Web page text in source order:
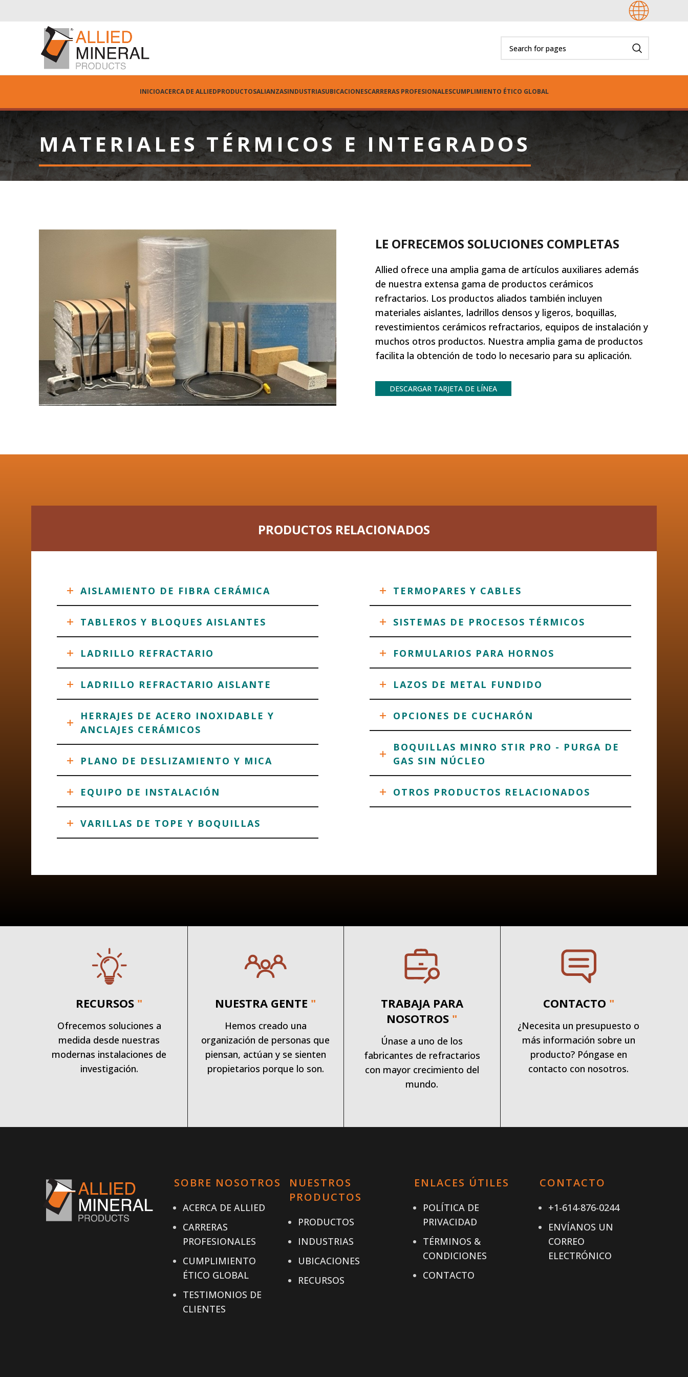
INICIOACERCA DE ALLIEDPRODUCTOSALIANZASINDUSTRIASUBICACIONESCARRERAS PROFESIONALESCUMPLIMIENTO ÉTICO GLOBAL
MATERIALES TÉRMICOS E INTEGRADOS
LE OFRECEMOS SOLUCIONES COMPLETAS
Allied ofrece una amplia gama de artículos auxiliares además
de nuestra extensa gama de productos cerámicos
refractarios. Los productos aliados también incluyen
materiales aislantes, ladrillos densos y ligeros, boquillas,
revestimientos cerámicos refractarios, equipos de instalación y
muchos otros productos. Nuestra amplia gama de productos
facilita la obtención de todo lo necesario para su aplicación.
DESCARGAR TARJETA DE LÍNEA
PRODUCTOS RELACIONADOS
AISLAMIENTO DE FIBRA CERÁMICA
TABLEROS Y BLOQUES AISLANTES
LADRILLO REFRACTARIO
LADRILLO REFRACTARIO AISLANTE
HERRAJES DE ACERO INOXIDABLE Y
ANCLAJES CERÁMICOS
PLANO DE DESLIZAMIENTO Y MICA
EQUIPO DE INSTALACIÓN
VARILLAS DE TOPE Y BOQUILLAS
TERMOPARES Y CABLES
SISTEMAS DE PROCESOS TÉRMICOS
FORMULARIOS PARA HORNOS
LAZOS DE METAL FUNDIDO
OPCIONES DE CUCHARÓN
BOQUILLAS MINRO STIR PRO - PURGA DE
GAS SIN NÚCLEO
OTROS PRODUCTOS RELACIONADOS
RECURSOS "
Ofrecemos soluciones a
medida desde nuestras
modernas instalaciones de
investigación.
NUESTRA GENTE "
Hemos creado una
organización de personas que
piensan, actúan y se sienten
propietarios porque lo son.
TRABAJA PARA
NOSOTROS "
Únase a uno de los
fabricantes de refractarios
con mayor crecimiento del
mundo.
CONTACTO "
¿Necesita un presupuesto o
más información sobre un
producto? Póngase en
contacto con nosotros.
SOBRE NOSOTROS
ACERCA DE ALLIED
CARRERAS
PROFESIONALES
CUMPLIMIENTO
ÉTICO GLOBAL
TESTIMONIOS DE
CLIENTES
NUESTROS
PRODUCTOS
PRODUCTOS
INDUSTRIAS
UBICACIONES
RECURSOS
ENLACES ÚTILES
POLÍTICA DE
PRIVACIDAD
TÉRMINOS &
CONDICIONES
CONTACTO
CONTACTO
+1-614-876-0244
ENVÍANOS UN
CORREO
ELECTRÓNICO